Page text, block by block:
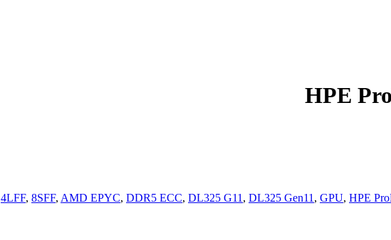
4LFF, 8SFF, AMD EPYC, DDR5 ECC, DL325 G11 , DL325 Gen11 , GPU, HPE